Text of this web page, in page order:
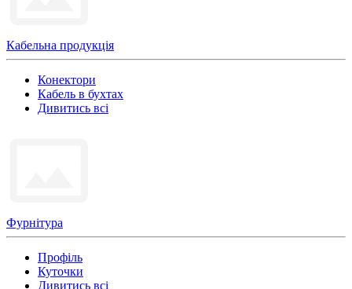
Кабельна продукція
Конектори
Кабель в бухтах
Дивитись всі
Фурнітура
Профіль
Куточки
Дивитись всі